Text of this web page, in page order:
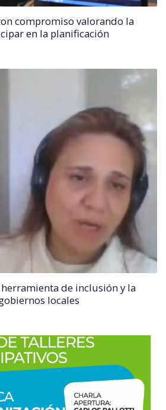
compromiso valorando la
en la planificación
de inclusión y la
locales